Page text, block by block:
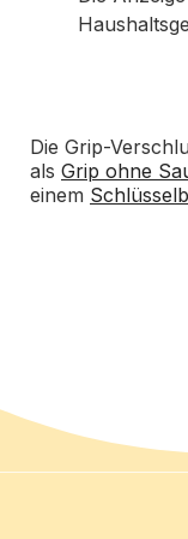
Die Grip-
als Grip ohne
einem